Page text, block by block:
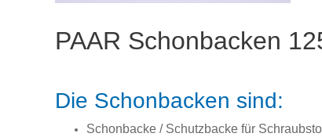
PAAR Schonbacken
Die Schonbacken sind:
Schonbacke / Schutzbacke für